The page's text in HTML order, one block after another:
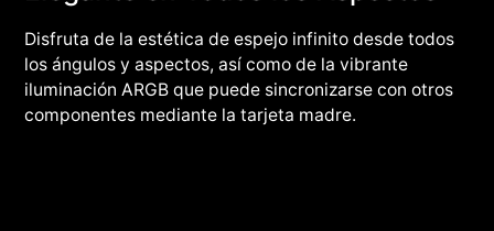
Disfruta de la estética de espejo infinito desde todos
los ángulos y aspectos, así como de la vibrante
iluminación ARGB que puede sincronizarse con otros
componentes mediante la tarjeta madre.